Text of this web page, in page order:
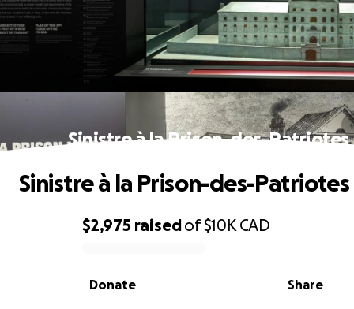
Sinistre à la Prison-des-Patriotes
0% complete
$2,975 raisedof$10K CAD
Share
Donate
Sinistre à la Prison-des-Patriotes